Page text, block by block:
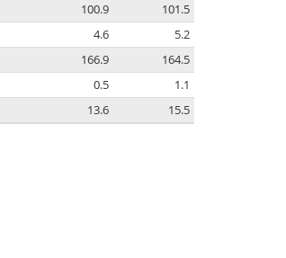
100.9
101.5
4.6
5.2
166.9
164.5
0.5
1.1
13.6 15.5